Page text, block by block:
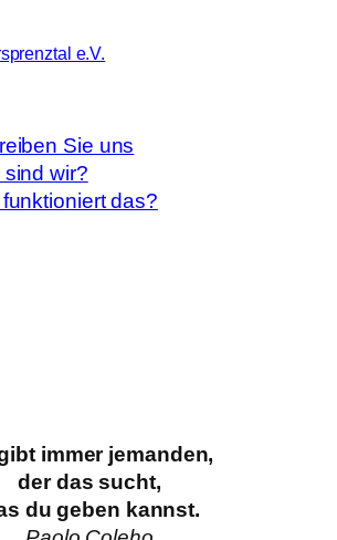
e.V.
Sie uns
sind wir?
das?
immer jemanden,
der das sucht,
du geben kannst.